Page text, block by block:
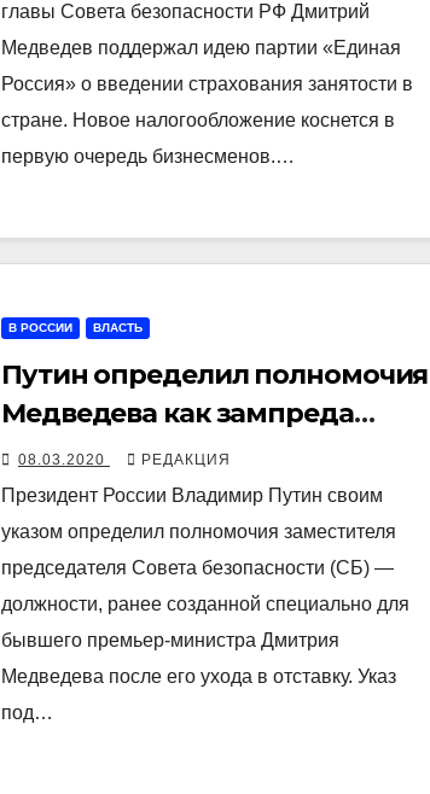
главы Совета безопасности РФ Дмитрий
Медведев поддержал идею партии «Единая
Россия» о введении страхования занятости в
стране. Новое налогообложение коснется в
первую очередь бизнесменов.…
В РОССИИ ВЛАСТЬ
Путин определил полномочия
Медведева как зампреда
Совбеза
08.03.2020 РЕДАКЦИЯ
Президент России Владимир Путин своим
указом определил полномочия заместителя
председателя Совета безопасности (СБ) —
должности, ранее созданной специально для
бывшего премьер-министра Дмитрия
Медведева после его ухода в отставку. Указ
под…